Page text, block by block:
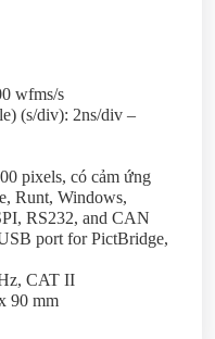
wfms/s
(s/div): 2ns/div –
pixels, có cảm ứng
Runt, Windows,
RS232, and CAN
port for PictBridge,
CAT II
90 mm